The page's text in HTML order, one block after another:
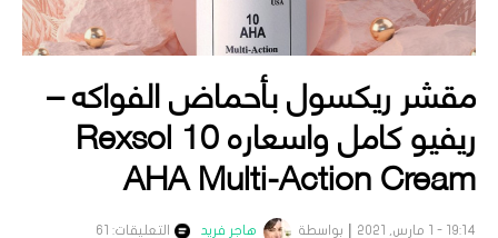
جميلة – دليل الليزر المنزلي
مقشر ريكسول بأحماض الفواكه –
ريفيو كامل واسعاره Rexsol 10
AHA Multi-Action Cream
19:14 - 1 مارس, 2021 بواسطة هاجر فريد التعليقات: 61